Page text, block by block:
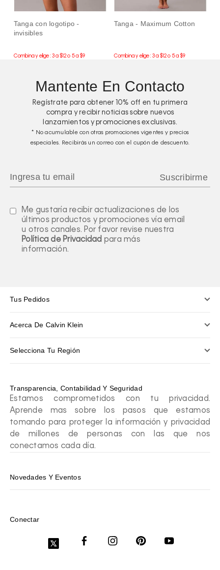
Tanga con logotipo -
invisibles
Tanga - Maximum Cotton
Mantente En Contacto
Regístrate para obtener 10% off en tu primera
compra y recibir noticias sobre nuevos
lanzamientos y promociones exclusivas.
* No acumulable con otras promociones vigentes y precios
especiales. Recibirás un correo con el cupón de descuento.
Me gustaría recibir actualizaciones de los
últimos productos y promociones vía email
u otros canales. Por favor revise nuestra
Política de Privacidad para más
información.
Tus Pedidos
Acerca De Calvin Klein
Selecciona Tu Región
Transparencia, Contabilidad Y Seguridad
Estamos comprometidos con tu privacidad.
Aprende mas sobre los pasos que estamos
tomando para proteger la información y privacidad
de millones de personas con las que nos
conectamos cada día.
Novedades Y Eventos
Conectar